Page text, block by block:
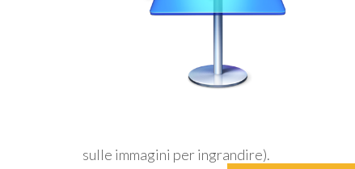
sulle immagini per ingrandire).